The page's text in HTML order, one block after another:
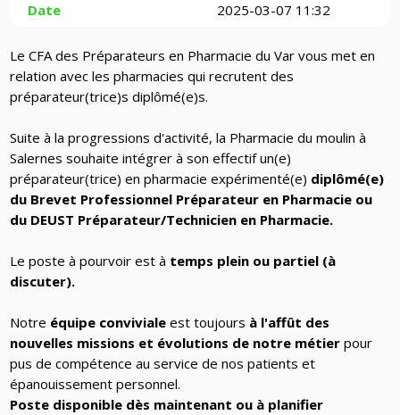
Date
2025-03-07 11:32
Le CFA des Préparateurs en Pharmacie du Var vous met en
relation avec les pharmacies qui recrutent des
préparateur(trice)s diplômé(e)s.
Suite à la progressions d'activité, la Pharmacie du moulin à
Salernes souhaite intégrer à son effectif un(e)
préparateur(trice) en pharmacie expérimenté(e) diplômé(e)
du Brevet Professionnel Préparateur en Pharmacie ou
du DEUST Préparateur/Technicien en Pharmacie.
Le poste à pourvoir est à temps plein ou partiel (à
discuter).
Notre équipe conviviale est toujours à l'affût des
nouvelles missions et évolutions de notre métier pour
pus de compétence au service de nos patients et
épanouissement personnel.
Poste disponible dès maintenant ou à planifier